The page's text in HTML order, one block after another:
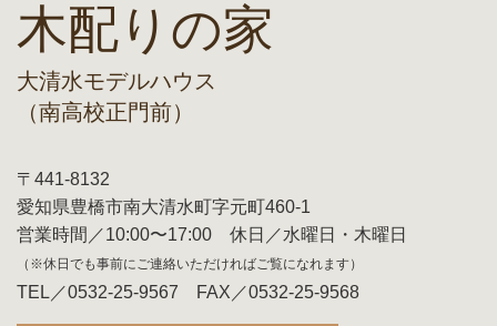
木配りの家
大清水モデルハウス
（南高校正門前）
〒441-8132
愛知県豊橋市南大清水町字元町460-1
営業時間／10:00〜17:00 休日／水曜日・木曜日
（※休日でも事前にご連絡いただければご覧になれます）
TEL／0532-25-9567 FAX／0532-25-9568